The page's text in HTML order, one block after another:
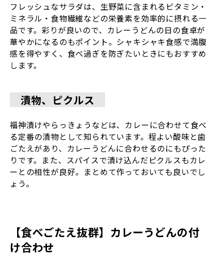
フレッシュなサラダは、生野菜に含まれるビタミン・
ミネラル・食物繊維などの栄養素を効率的に摂れる一
品です。彩りが良いので、カレーうどんの日の食卓が
華やかになるのもポイント。シャキシャキ食感で満腹
感を得やすく、食べ過ぎを防ぎたいときにもおすすめ
します。
漬物、ピクルス
福神漬けやらっきょうなどは、カレーに合わせて食べ
る定番の漬物として知られています。程よい酸味と歯
ごたえがあり、カレーうどんに合わせるのにもぴった
りです。また、スパイスで漬け込んだピクルスもカレ
ーとの相性が良好。まとめて作っておいても良いでし
ょう。
【食べごたえ抜群】カレーうどんの付
け合わせ